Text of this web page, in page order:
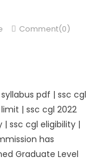
Comment(0)
pdf | ssc cgl
| ssc cgl 2022
ssc cgl eligibility |
has
Graduate Level